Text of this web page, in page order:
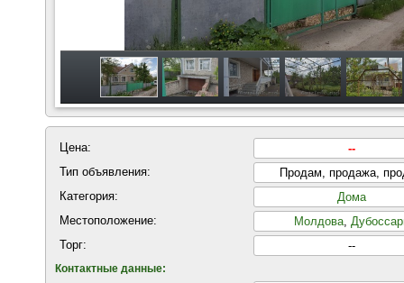
Цена:
--
Тип объявления:
Продам, продажа,
Категория:
Дома
Местоположение:
Молдова,
Торг:
--
Контактные данные: